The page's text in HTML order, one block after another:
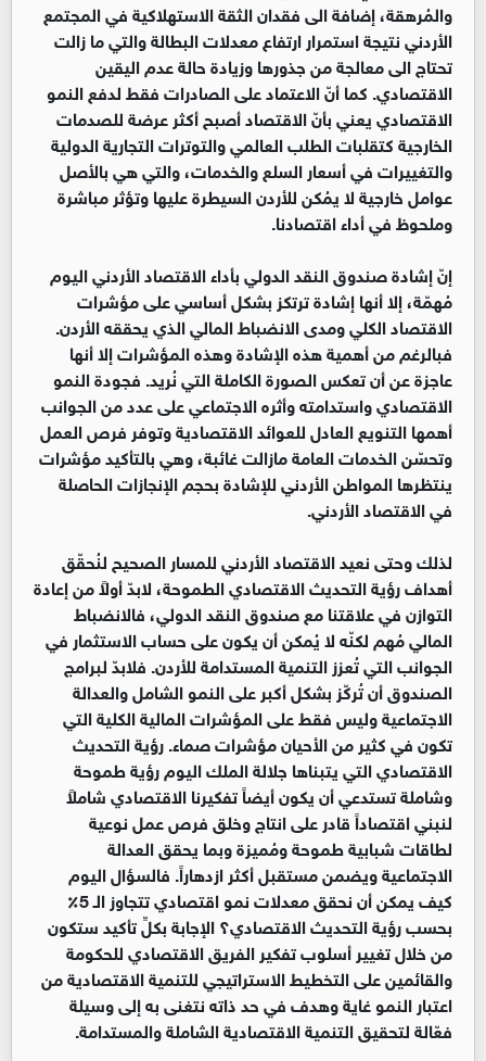
والمُرهقة، إضافة الى فقدان الثقة الاستهلاكية في المجتمع
الأردني نتيجة استمرار ارتفاع معدلات البطالة والتي ما زالت
تحتاج الى معالجة من جذورها وزيادة حالة عدم اليقين
الاقتصادي. كما أنّ الاعتماد على الصادرات فقط لدفع النمو
الاقتصادي يعني بأنّ الاقتصاد أصبح أكثر عرضة للصدمات
الخارجية كتقلبات الطلب العالمي والتوترات التجارية الدولية
والتغييرات في أسعار السلع والخدمات، والتي هي بالأصل
عوامل خارجية لا يمُكن للأردن السيطرة عليها وتؤثر مباشرة
وملحوظ في أداء اقتصادنا.
إنّ إشادة صندوق النقد الدولي بأداء الاقتصاد الأردني اليوم
مُهمّة، إلا أنها إشادة ترتكز بشكل أساسي على مؤشرات
الاقتصاد الكلي ومدى الانضباط المالي الذي يحققه الأردن.
فبالرغم من أهمية هذه الإشادة وهذه المؤشرات إلا أنها
عاجزة عن أن تعكس الصورة الكاملة التي نُريد. فجودة النمو
الاقتصادي واستدامته وأثره الاجتماعي على عدد من الجوانب
أهمها التنويع العادل للعوائد الاقتصادية وتوفر فرص العمل
وتحسّن الخدمات العامة مازالت غائبة، وهي بالتأكيد مؤشرات
ينتظرها المواطن الأردني للإشادة بحجم الإنجازات الحاصلة
في الاقتصاد الأردني.
لذلك وحتى نعيد الاقتصاد الأردني للمسار الصحيح لنُحقّق
أهداف رؤية التحديث الاقتصادي الطموحة، لابدّ أولاً من إعادة
التوازن في علاقتنا مع صندوق النقد الدولي، فالانضباط
المالي مُهم لكنّه لا يُمكن أن يكون على حساب الاستثمار في
الجوانب التي تُعزز التنمية المستدامة للأردن. فلابدّ لبرامج
الصندوق أن تُركّز بشكل أكبر على النمو الشامل والعدالة
الاجتماعية وليس فقط على المؤشرات المالية الكلية التي
تكون في كثير من الأحيان مؤشرات صماء. رؤية التحديث
الاقتصادي التي يتبناها جلالة الملك اليوم رؤية طموحة
وشاملة تستدعي أن يكون أيضاً تفكيرنا الاقتصادي شاملاً
لنبني اقتصاداً قادر على انتاج وخلق فرص عمل نوعية
لطاقات شبابية طموحة ومُميزة وبما يحقق العدالة
الاجتماعية ويضمن مستقبل أكثر ازدهاراً. فالسؤال اليوم
كيف يمكن أن نحقق معدلات نمو اقتصادي تتجاوز الـ 5٪
بحسب رؤية التحديث الاقتصادي؟ الإجابة بكلِّ تأكيد ستكون
من خلال تغيير أسلوب تفكير الفريق الاقتصادي للحكومة
والقائمين على التخطيط الاستراتيجي للتنمية الاقتصادية من
اعتبار النمو غاية وهدف في حد ذاته نتغنى به إلى وسيلة
فعّالة لتحقيق التنمية الاقتصادية الشاملة والمستدامة.